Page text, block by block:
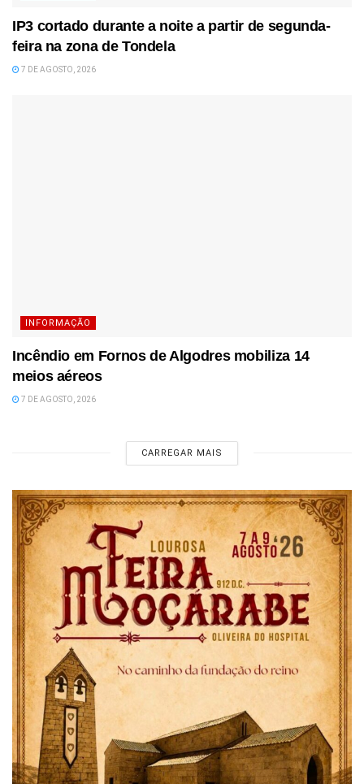
IP3 cortado durante a noite a partir de segunda-
feira na zona de Tondela
7 DE AGOSTO, 2026
INFORMAÇÃO
Incêndio em Fornos de Algodres mobiliza 14
meios aéreos
7 DE AGOSTO, 2026
CARREGAR MAIS